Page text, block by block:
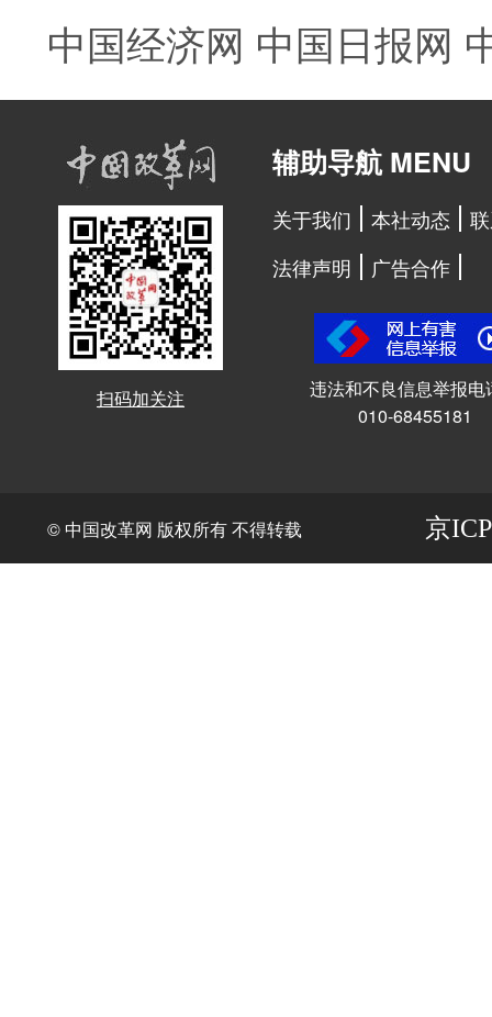
中国经济网 中国日报网
扫码加关注
辅助导航 MENU
关于我们 本社动态
法律声明
广告合作
违法和不良信息举报电
010-68455181
© 中国改革网 版权所有 不得转载 京